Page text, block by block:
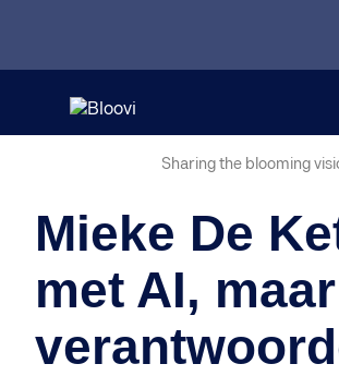
Sharing the blooming
Mieke De
met AI,